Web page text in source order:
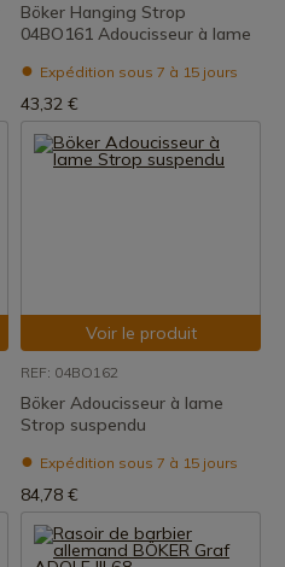
Böker Hanging Strop
04BO161 Adoucisseur à lame
Expédition sous 7 à 15 jours
43,32 €
Voir le produit
REF: 04BO162
Böker Adoucisseur à lame
Strop suspendu
Expédition sous 7 à 15 jours
84,78 €